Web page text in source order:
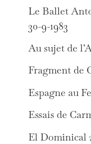
Le Ballet
30-9-1983
Au sujet de
Fragment de
Espagne au
Essais de
El Dominical